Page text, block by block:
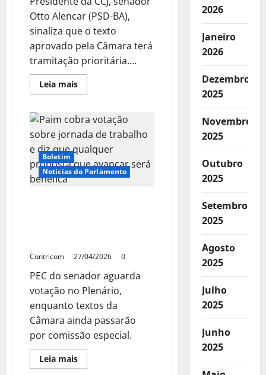
Otto Alencar (PSD-BA),
sinaliza que o texto
aprovado pela Câmara terá
tramitação prioritária....
Leia maisLeia
mais
esvazia
“PEC
dos
patrões”
e
prioriza
redução
da
Boletim
Notícias do Parlamento
Contricom 27/04/2026 0
PEC do senador aguarda
votação no Plenário,
enquanto textos da
Câmara ainda passarão
por comissão especial.
Leia maisLeia
mais
2026
Janeiro
2026
Dezembro
2025
Novembro
2025
Outubro
2025
Setembro
2025
Agosto
2025
Julho
2025
Junho
2025